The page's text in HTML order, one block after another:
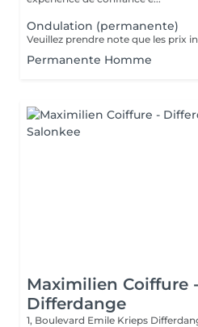
Ondulation (permanente)
Permanente Homme
Maximilien Coiffure -
Differdange
1, Boulevard Emile Krieps